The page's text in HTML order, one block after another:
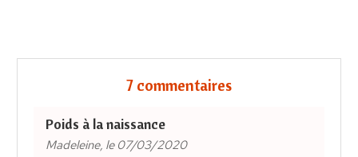
7 commentaires
Poids à la naissance
Madeleine, le 07/03/2020